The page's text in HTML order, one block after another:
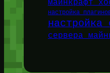
майнкрафт
настройка
настройка
сервера